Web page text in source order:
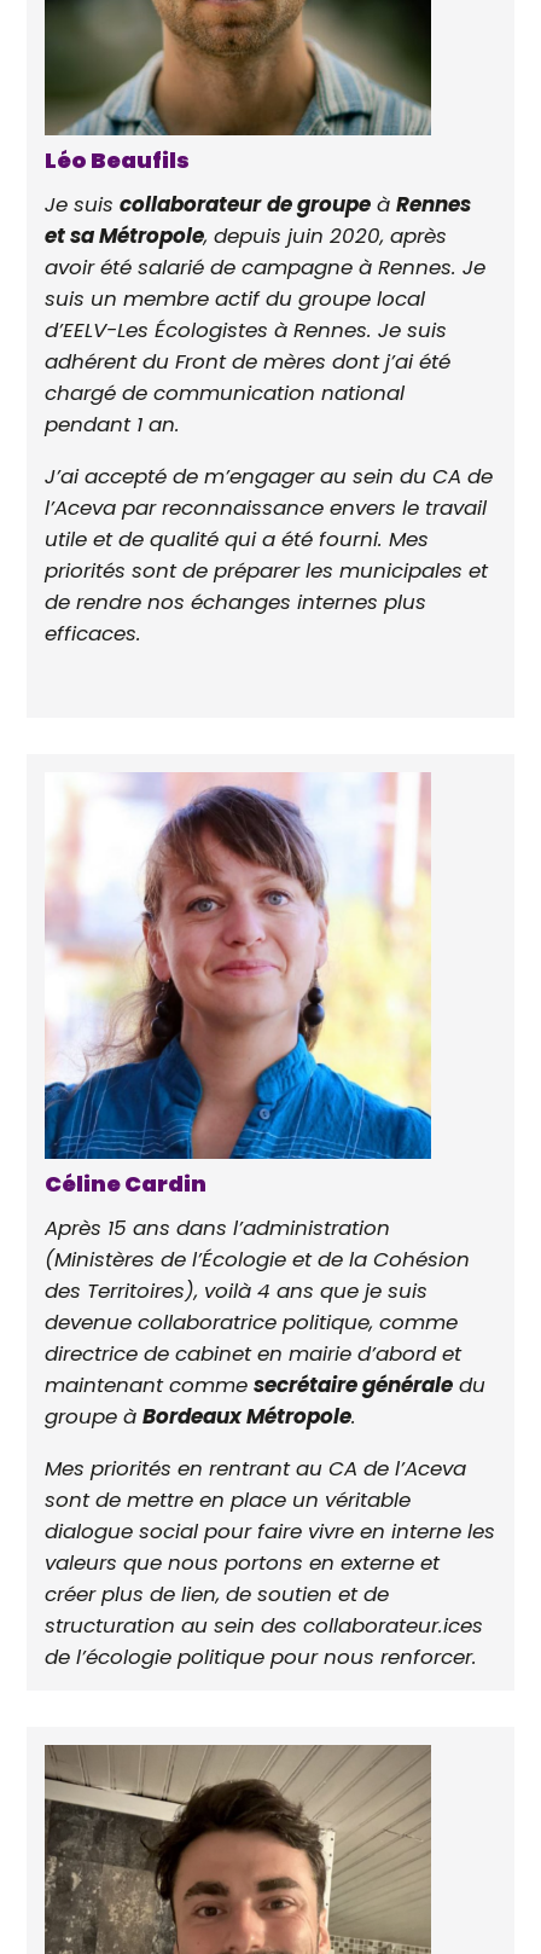
Léo Beaufils
Je suiscollaborateur de groupe àRennes
et sa Métropole, depuis juin 2020, après
avoir été salarié de campagne à Rennes. Je
suis un membre actif du groupe local
d’EELV-Les Écologistes à Rennes. Je suis
adhérent du Front de mères dont j’ai été
chargé de communication national
pendant 1 an.
J’ai accepté de m’engager au sein du CA de
l’Aceva par reconnaissance envers le travail
utile et de qualité qui a été fourni. Mes
priorités sont de préparer les municipales et
de rendre nos échanges internes plus
efficaces.
Céline Cardin
Après 15 ans dans l’administration
(Ministères de l’Écologie et de la Cohésion
des Territoires), voilà 4 ans que je suis
devenue collaboratrice politique, comme
directrice de cabinet en mairie d’abord et
maintenant commesecrétaire générale du
groupe àBordeaux Métropole.
Mes priorités en rentrant au CA de l’Aceva
sont de mettre en place un véritable
dialogue social pour faire vivre en interne les
valeurs que nous portons en externe et
créer plus de lien, de soutien et de
structuration au sein des collaborateur.ices
de l’écologie politique pour nous renforcer.